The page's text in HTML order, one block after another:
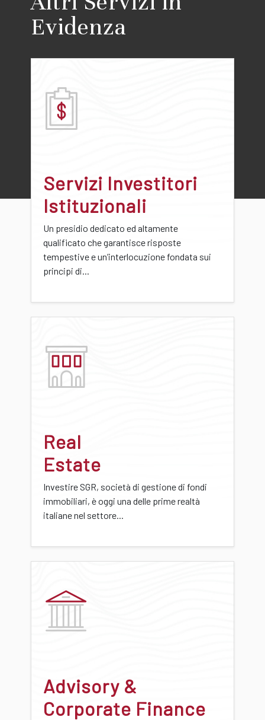
Evidenza
Servizi Investitori
Istituzionali
Un presidio dedicato ed altamente
qualificato che garantisce risposte
tempestive e un’interlocuzione fondata sui
principi di...
Real
Estate
Investire SGR, società di gestione di fondi
immobiliari, è oggi una delle prime realtà
italiane nel settore...
Advisory &
Corporate Finance